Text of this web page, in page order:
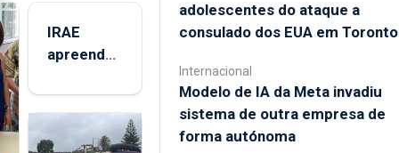
IRAE
apreendeu
toneladas
de
alimentos
adolescentes do ataque a
consulado dos EUA em Toronto
Internacional
Modelo de IA da Meta invadiu
sistema de outra empresa de
forma autónoma